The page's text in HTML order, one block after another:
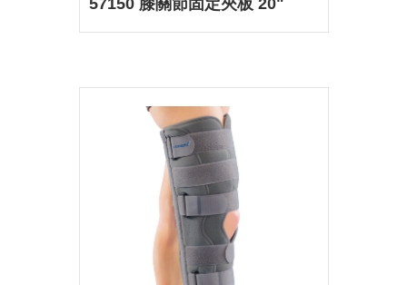
57150 膝關節固定夾板 20"